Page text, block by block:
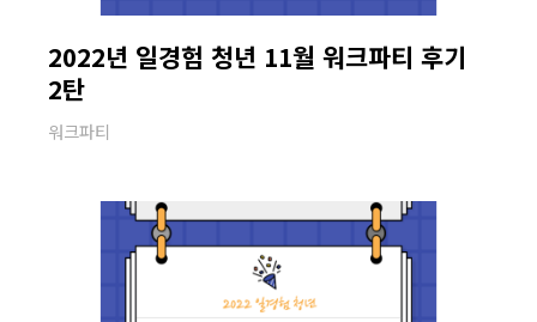
2022년 일경험 청년 11월 워크파티 후기
2탄
워크파티